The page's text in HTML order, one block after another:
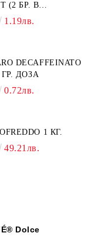
(2 БР. В
1.19лв.
DECAFFEINATO
ДОЗА
0.72лв.
1 КГ.
49.21лв.
Dolce